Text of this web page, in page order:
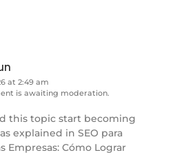
at 2:49 am
is awaiting moderation.
this topic start becoming
explained in SEO para
Empresas: Cómo Lograr